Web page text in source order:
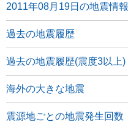
2011年08月19日の地震情報
過去の地震履歴
過去の地震履歴(震度3以上)
海外の大きな地震
震源地ごとの地震発生回数